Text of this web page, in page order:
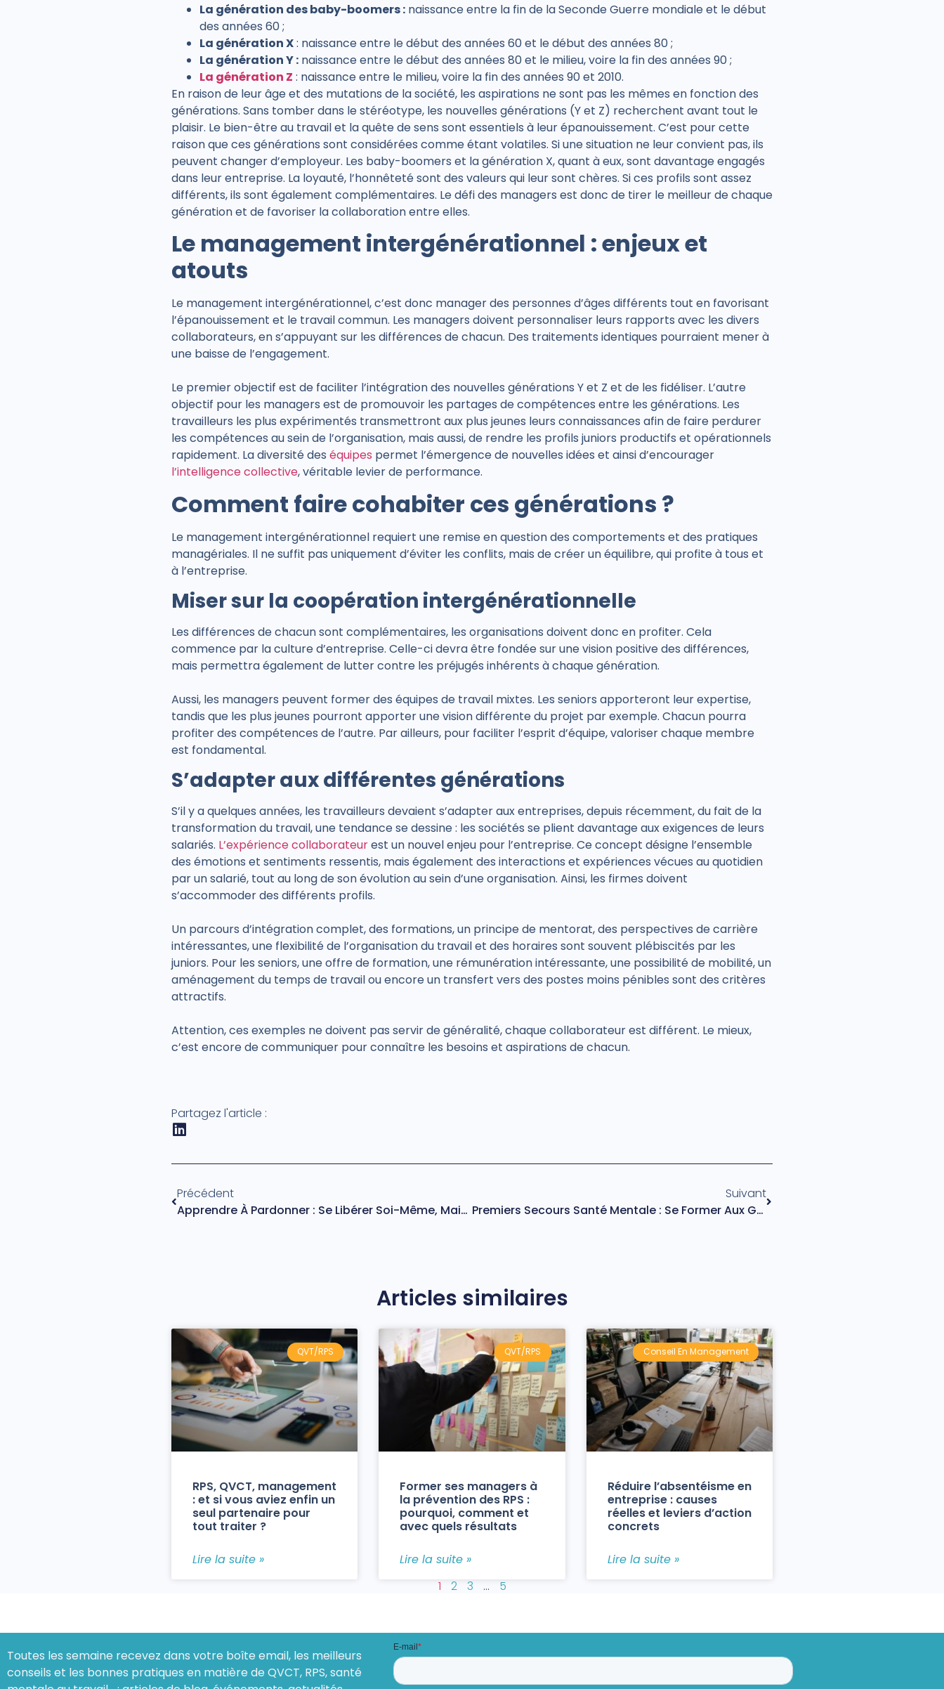
La génération des baby-boomers : naissance entre la fin de la Seconde Guerre mondiale et le début
des années 60 ;
La génération X: naissance entre le début des années 60 et le début des années 80 ;
La génération Y : naissance entre le début des années 80 et le milieu, voire la fin des années 90 ;
La génération Z : naissance entre le milieu, voire la fin des années 90 et 2010.
En raison de leur âge et des mutations de la société, les aspirations ne sont pas les mêmes en fonction des
générations. Sans tomber dans le stéréotype, les nouvelles générations (Y et Z) recherchent avant tout le
plaisir. Le bien-être au travail et la quête de sens sont essentiels à leur épanouissement. C’est pour cette
raison que ces générations sont considérées comme étant volatiles. Si une situation ne leur convient pas, ils
peuvent changer d’employeur. Les baby-boomers et la génération X, quant à eux, sont davantage engagés
dans leur entreprise. La loyauté, l’honnêteté sont des valeurs qui leur sont chères. Si ces profils sont assez
différents, ils sont également complémentaires. Le défi des managers est donc de tirer le meilleur de chaque
génération et de favoriser la collaboration entre elles.
Le management intergénérationnel : enjeux et
atouts
Le management intergénérationnel, c’est donc manager des personnes d’âges différents tout en favorisant
l’épanouissement et le travail commun. Les managers doivent personnaliser leurs rapports avec les divers
collaborateurs, en s’appuyant sur les différences de chacun. Des traitements identiques pourraient mener à
une baisse de l’engagement.
Le premier objectif est de faciliter l’intégration des nouvelles générations Y et Z et de les fidéliser. L’autre
objectif pour les managers est de promouvoir les partages de compétences entre les générations. Les
travailleurs les plus expérimentés transmettront aux plus jeunes leurs connaissances afin de faire perdurer
les compétences au sein de l’organisation, mais aussi, de rendre les profils juniors productifs et opérationnels
rapidement. La diversité des équipes permet l’émergence de nouvelles idées et ainsi d’encourager
l’intelligence collective, véritable levier de performance.
Comment faire cohabiter ces générations ?
Le management intergénérationnel requiert une remise en question des comportements et des pratiques
managériales. Il ne suffit pas uniquement d’éviter les conflits, mais de créer un équilibre, qui profite à tous et
à l’entreprise.
Miser sur la coopération intergénérationnelle
Les différences de chacun sont complémentaires, les organisations doivent donc en profiter. Cela
commence par la culture d’entreprise. Celle-ci devra être fondée sur une vision positive des différences,
mais permettra également de lutter contre les préjugés inhérents à chaque génération.
Aussi, les managers peuvent former des équipes de travail mixtes. Les seniors apporteront leur expertise,
tandis que les plus jeunes pourront apporter une vision différente du projet par exemple. Chacun pourra
profiter des compétences de l’autre. Par ailleurs, pour faciliter l’esprit d’équipe, valoriser chaque membre
est fondamental.
S’adapter aux différentes générations
S’il y a quelques années, les travailleurs devaient s’adapter aux entreprises, depuis récemment, du fait de la
transformation du travail, une tendance se dessine : les sociétés se plient davantage aux exigences de leurs
salariés. L’expérience collaborateurest un nouvel enjeu pour l’entreprise. Ce concept désigne l’ensemble
des émotions et sentiments ressentis, mais également des interactions et expériences vécues au quotidien
par un salarié, tout au long de son évolution au sein d’une organisation. Ainsi, les firmes doivent
s’accommoder des différents profils.
Un parcours d’intégration complet, des formations, un principe de mentorat, des perspectives de carrière
intéressantes, une flexibilité de l’organisation du travail et des horaires sont souvent plébiscités par les
juniors. Pour les seniors, une offre de formation, une rémunération intéressante, une possibilité de mobilité, un
aménagement du temps de travail ou encore un transfert vers des postes moins pénibles sont des critères
attractifs.
Attention, ces exemples ne doivent pas servir de généralité, chaque collaborateur est différent. Le mieux,
c’est encore de communiquer pour connaître les besoins et aspirations de chacun.
Partagez l'article :
Précédent
Apprendre À Pardonner : Se Libérer Soi-Même, Mais Ne Pas Excuser
Suivant
Premiers Secours Santé Mentale : Se Former Aux Gestes Qui Sauvent
Articles similaires
QVT/RPS
RPS, QVCT, management
: et si vous aviez enfin un
seul partenaire pour
tout traiter ?
Lire la suite »
QVT/RPS
Former ses managers à
la prévention des RPS :
pourquoi, comment et
avec quels résultats
Lire la suite »
Conseil En Management
Réduire l’absentéisme en
entreprise : causes
réelles et leviers d’action
concrets
Lire la suite »
1
2 3 … 5
Toutes les semaine recevez dans votre boîte email, les meilleurs
conseils et les bonnes pratiques en matière de QVCT, RPS, santé